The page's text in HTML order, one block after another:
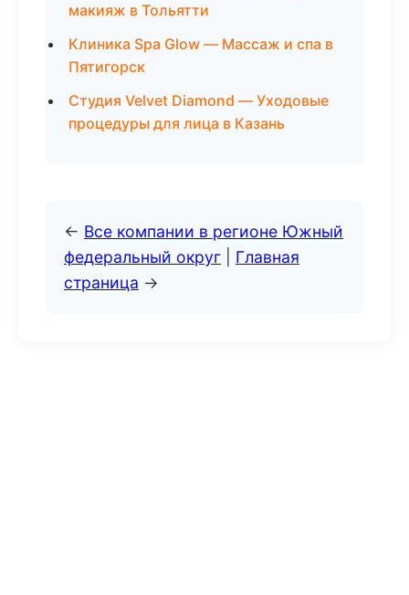
макияж в Тольятти
Клиника Spa Glow — Массаж и спа в
Пятигорск
Студия Velvet Diamond — Уходовые
процедуры для лица в Казань
← Все компании в регионе Южный
федеральный округ
Главная
страница →